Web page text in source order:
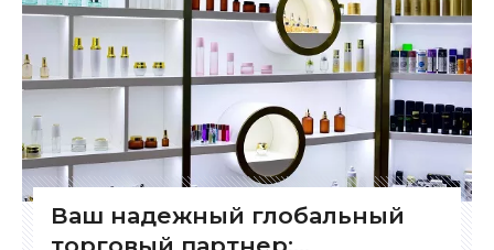
требованиям.
Ваш надежный глобальный